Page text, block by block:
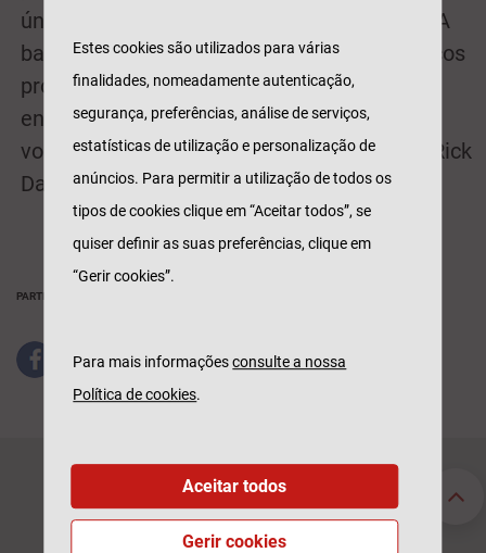
único no dia 22 de junho, no Casino Estoril. A
banda é o resultado de uma fusão de músicos
profissionais de grande qualidade, com a
enorme particularidade de possuir um
vocalista cuja voz combina a elegância de Rick
Davies com o timbre de Roger Hodgson.
PARTILHAR
Seguros Particulares
Automóvel
Seguros Empresas
Acidentes de Trabalho
Automóvel
Estes cookies são utilizados para várias
finalidades, nomeadamente autenticação,
segurança, preferências, análise de serviços,
estatísticas de utilização e personalização de
anúncios. Para permitir a utilização de todos os
tipos de cookies clique em “Aceitar todos”, se
quiser definir as suas preferências, clique em
“Gerir cookies”.
Para mais informaçõesconsulte a nossa
Política de cookies.
Gerir cookies
Aceitar todos